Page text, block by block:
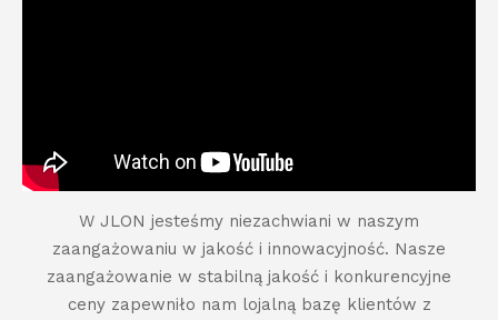
W JLON jesteśmy niezachwiani w naszym
zaangażowaniu w jakość i innowacyjność. Nasze
zaangażowanie w stabilną jakość i konkurencyjne
ceny zapewniło nam lojalną bazę klientów z